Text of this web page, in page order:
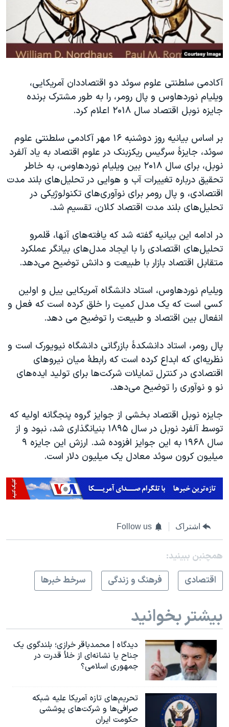
فرهنگ و زندگی
حقوق شهروندی
اسرائیل در جنگ
گالری عکس
مستندها
انتخابات ریاست جمهوری آمریکا ۲۰۲۴
ورزش زنان در ایران
اعتراضات زن، زندگی، آزادی
تریبونال مردمی آبان ۹۸
دادگاه حمید نوری
چهل سال گروگان‌گیری
قانون شفافیت دارائی کادر رهبری ایران
اعتراضات مردمی آبان ۹۸
اسرائیل در جنگ
نرگس محمدی برنده جایزه نوبل صلح
همایش محافظه‌کاران آمریکا «سی‌پک»
صفحه‌های ویژه
سفر پرزیدنت ترامپ به چین
دنبال کنید
زبانهای مختلف
آکادمی سلطنتی علوم سوئد دو اقتصاددان آمریکایی،
ویلیام نوردهاوس و پال رومر، را به طور مشترک برنده
جایزه نوبل اقتصاد سال ۲۰۱۸ اعلام کرد.
بر اساس بیانیه روز دوشنبه ۱۶ مهر آکادمی سلطنتی علوم
سوئد، جایزۀ سرگیس ریکزبنک در علوم اقتصاد به یاد آلفرد
نوبل، برای سال ۲۰۱۸ بین ویلیام نوردهاوس، به خاطر
تحقیق درباره تغییرات آب و هوایی در تحلیل‌های بلند مدت
اقتصادی، و پال رومر برای نوآوری‌‌های تکنولوژیکی در
تحلیل‌های بلند مدت اقتصاد کلان، تقسیم شد.
در ادامه این بیانیه گفته شد که یافته‌های آنها، قلمرو
تحلیل‌های اقتصادی را با ایجاد مدل‌های بیانگر عملکرد
متقابل اقتصاد بازار با طبیعت و دانش توضیح می‌دهد.
ویلیام نوردهاوس، استاد دانشگاه آمریکایی ییل و اولین
کسی است که یک مدل کمیت را خلق کرده است که فعل و
انفعال بین اقتصاد و طبیعت را توضیح می دهد.
پال رومر، استاد دانشکدۀ بازرگانی دانشگاه نیویورک است و
نظریه‌ای که ابداع کرده است که رابطۀ میان نیروهای
اقتصادی در کنترل تمایلات شرکت‌ها برای تولید ایده‌های
نو و نوآوری را توضیح می‌دهد.
جایزه نوبل اقتصاد بخشی از جوایز گروه پنجگانه اولیه که
توسط آلفرد نوبل در سال ۱۸۹۵ بنیانگذاری شد، نبود و از
سال ۱۹۶۸ به این جوایز افزوده شد. ارزش این جایزه ۹
میلیون کرون سوئد معادل یک میلیون دلار است.
اشتراک Follow us
همچنبن ببینید:
اقتصادی
فرهنگ و زندگی سرخط خبرها
بیشتر بخوانید
دیدگاه | محمدباقر خرازی؛ بلندگوی یک
جناح یا نشانه‌ای از خلأ قدرت در
جمهوری اسلامی؟
تحریم‌های تازه آمریکا علیه شبکه
صرافی‌ها و شرکت‌های پوششی
حکومت ایران